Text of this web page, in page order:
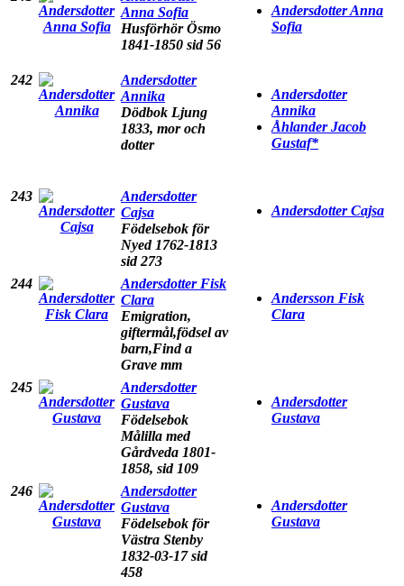
Anna Sofia
Husförhör Ösmo
1841-1850 sid 56
Andersdotter Anna
Sofia
242
Andersdotter
Annika
Dödbok Ljung
1833, mor och
dotter
Andersdotter
Annika
Åhlander Jacob
Gustaf*
243
Andersdotter
Cajsa
Födelsebok för
Nyed 1762-1813
sid 273
Andersdotter Cajsa
244
Andersdotter Fisk
Clara
Emigration,
giftermål,födsel av
barn,Find a
Grave mm
Andersson Fisk
Clara
245
Andersdotter
Gustava
Födelsebok
Målilla med
Gårdveda 1801-
1858, sid 109
Andersdotter
Gustava
246
Andersdotter
Gustava
Födelsebok för
Västra Stenby
1832-03-17 sid
458
Andersdotter
Gustava